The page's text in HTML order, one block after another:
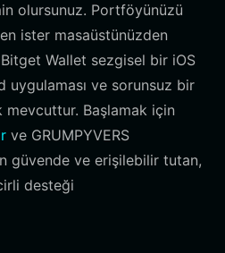
olursunuz. Portföyünüzü
ister masaüstünüzden
Wallet sezgisel bir iOS
uygulaması ve sorunsuz bir
mevcuttur. Başlamak için
ve GRUMPYVERS
güvende ve erişilebilir tutan,
desteği